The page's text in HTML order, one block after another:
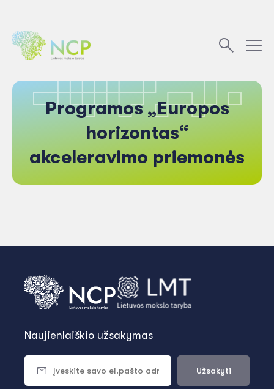
Programos „Europos
horizontas“
akceleravimo priemonės
Naujienlaiškio užsakymas
Užsakyti